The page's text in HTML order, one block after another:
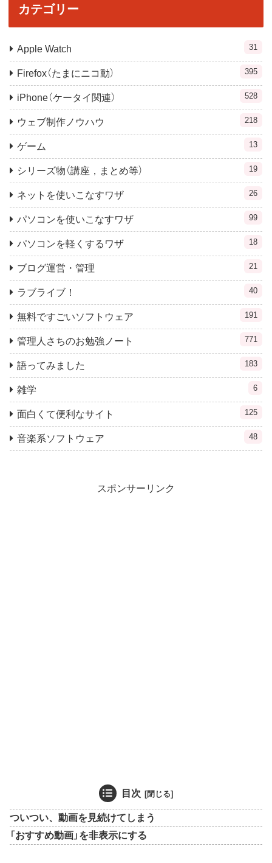
カテゴリー
Apple Watch 31
Firefox（たまにニコ動） 395
iPhone（ケータイ関連） 528
ウェブ制作ノウハウ 218
ゲーム 13
シリーズ物（講座，まとめ等） 19
ネットを使いこなすワザ 26
パソコンを使いこなすワザ 99
パソコンを軽くするワザ 18
ブログ運営・管理 21
ラブライブ！ 40
無料ですごいソフトウェア 191
管理人さちのお勉強ノート 771
語ってみました 183
雑学 6
面白くて便利なサイト 125
音楽系ソフトウェア 48
スポンサーリンク
目次
ついつい、動画を見続けてしまう
「おすすめ動画」を非表示にする